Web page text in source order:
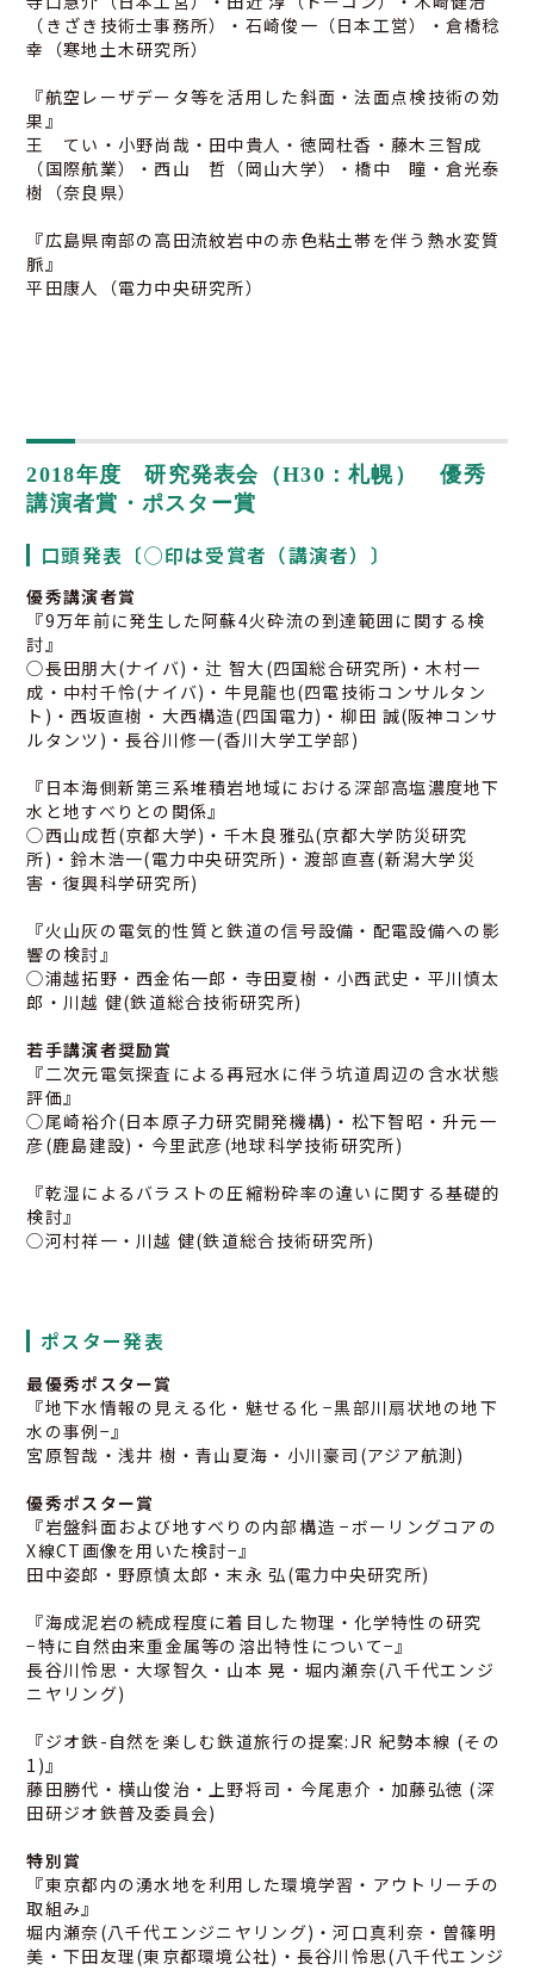
（きざき技術士事務所）・石崎俊一（日本工営）・倉橋稔
幸（寒地土木研究所）
『航空レーザデータ等を活用した斜面・法面点検技術の効
果』
王 てい・小野尚哉・田中貴人・徳岡杜香・藤木三智成
（国際航業）・西山 哲（岡山大学）・橋中 瞳・倉光泰
樹（奈良県）
『広島県南部の高田流紋岩中の赤色粘土帯を伴う熱水変質
脈』
平田康人（電力中央研究所）
2018年度 研究発表会（H30：札幌） 優秀
講演者賞・ポスター賞
口頭発表〔◯印は受賞者（講演者）〕
優秀講演者賞
『9万年前に発生した阿蘇4火砕流の到達範囲に関する検
討』
◯長田朋大(ナイバ)・辻 智大(四国総合研究所)・木村一
成・中村千怜(ナイバ)・牛見龍也(四電技術コンサルタン
ト)・西坂直樹・大西構造(四国電力)・柳田 誠(阪神コンサ
ルタンツ)・長谷川修一(香川大学工学部)
『日本海側新第三系堆積岩地域における深部高塩濃度地下
水と地すべりとの関係』
◯西山成哲(京都大学)・千木良雅弘(京都大学防災研究
所)・鈴木浩一(電力中央研究所)・渡部直喜(新潟大学災
害・復興科学研究所)
『火山灰の電気的性質と鉄道の信号設備・配電設備への影
響の検討』
◯浦越拓野・西金佑一郎・寺田夏樹・小西武史・平川慎太
郎・川越 健(鉄道総合技術研究所)
若手講演者奨励賞
『二次元電気探査による再冠水に伴う坑道周辺の含水状態
評価』
◯尾崎裕介(日本原子力研究開発機構)・松下智昭・升元一
彦(鹿島建設)・今里武彦(地球科学技術研究所)
『乾湿によるバラストの圧縮粉砕率の違いに関する基礎的
検討』
◯河村祥一・川越 健(鉄道総合技術研究所)
ポスター発表
最優秀ポスター賞
『地下水情報の見える化・魅せる化 −黒部川扇状地の地下
水の事例−』
宮原智哉・浅井 樹・青山夏海・小川豪司(アジア航測)
優秀ポスター賞
『岩盤斜面および地すべりの内部構造 −ボーリングコアの
X線CT画像を用いた検討−』
田中姿郎・野原慎太郎・末永 弘(電力中央研究所)
『海成泥岩の続成程度に着目した物理・化学特性の研究
−特に自然由来重金属等の溶出特性について−』
長谷川怜思・大塚智久・山本 晃・堀内瀬奈(八千代エンジ
ニヤリング)
『ジオ鉄-自然を楽しむ鉄道旅行の提案:JR 紀勢本線 (その
1)』
藤田勝代・横山俊治・上野将司・今尾恵介・加藤弘徳 (深
田研ジオ鉄普及委員会)
特別賞
『東京都内の湧水地を利用した環境学習・アウトリーチの
取組み』
堀内瀬奈(八千代エンジニヤリング)・河口真利奈・曽篠明
美・下田友理(東京都環境公社)・長谷川怜思(八千代エンジ